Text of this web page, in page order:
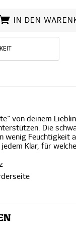
IN DEN
von deinem
Die
Feuchtigkeit
Klar, für